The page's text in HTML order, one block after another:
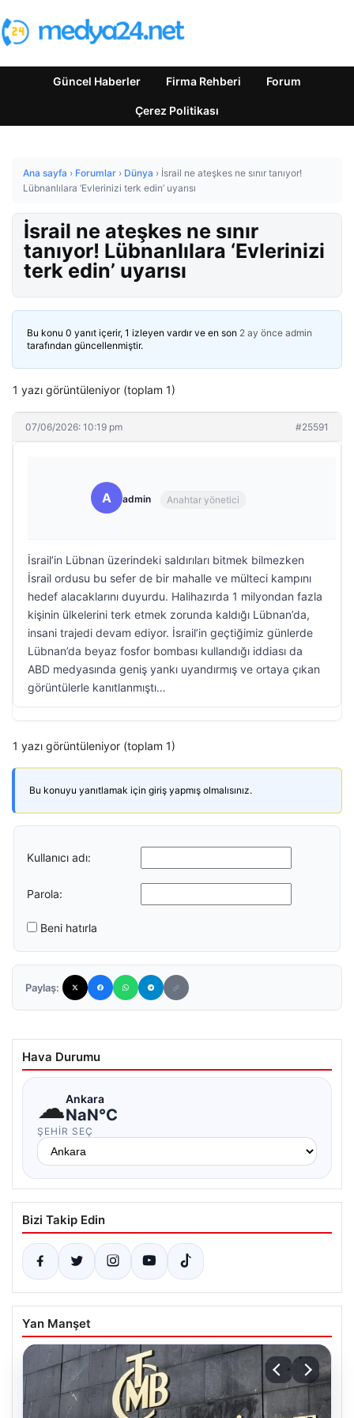
Güncel Haberler Firma Rehberi Forum
Çerez Politikası
Ana sayfa › Forumlar › Dünya › İsrail ne ateşkes ne sınır tanıyor!
Lübnanlılara ‘Evlerinizi terk edin’ uyarısı
İsrail ne ateşkes ne sınır
tanıyor! Lübnanlılara ‘Evlerinizi
terk edin’ uyarısı
Bu konu 0 yanıt içerir, 1 izleyen vardır ve en son 2 ay önce admin
tarafından güncellenmiştir.
1 yazı görüntüleniyor (toplam 1)
07/06/2026: 10:19 pm #25591
A admin Anahtar yönetici
İsrail’in Lübnan üzerindeki saldırıları bitmek bilmezken
İsrail ordusu bu sefer de bir mahalle ve mülteci kampını
hedef alacaklarını duyurdu. Halihazırda 1 milyondan fazla
kişinin ülkelerini terk etmek zorunda kaldığı Lübnan’da,
insani trajedi devam ediyor. İsrail’in geçtiğimiz günlerde
Lübnan’da beyaz fosfor bombası kullandığı iddiası da
ABD medyasında geniş yankı uyandırmış ve ortaya çıkan
görüntülerle kanıtlanmıştı…
1 yazı görüntüleniyor (toplam 1)
Bu konuyu yanıtlamak için giriş yapmış olmalısınız.
Kullanıcı adı:
Parola:
Beni hatırla
Paylaş:
Hava Durumu
☁Ankara
NaN°C
ŞEHIR SEÇ
Bizi Takip Edin
Yan Manşet